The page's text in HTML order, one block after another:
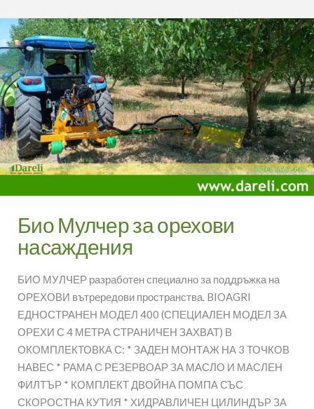
Био Мулчер за орехови
насаждения
БИО МУЛЧЕР разработен специално за поддръжка на
ОРЕХОВИ вътрередови пространства. BIOAGRI
ЕДНОСТРАНЕН МОДЕЛ 400 (СПЕЦИАЛЕН МОДЕЛ ЗА
ОРЕХИ С 4 МЕТРА СТРАНИЧЕН ЗАХВАТ) В
ОКОМПЛЕКТОВКА С: * ЗАДЕН МОНТАЖ НА 3 ТОЧКОВ
НАВЕС * РАМА С РЕЗЕРВОАР ЗА МАСЛО И МАСЛЕН
ФИЛТЪР * КОМПЛЕКТ ДВОЙНА ПОМПА СЪС
СКОРОСТНА КУТИЯ * ХИДРАВЛИЧЕН ЦИЛИНДЪР ЗА